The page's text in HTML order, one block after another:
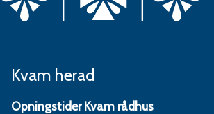
Kvam herad
Opningstider Kvam rådhus